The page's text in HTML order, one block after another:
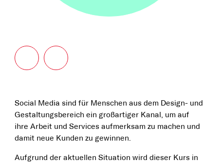
Social Media sind für Menschen aus dem Design- und
Gestaltungsbereich ein großartiger Kanal, um auf
ihre Arbeit und Services aufmerk­sam zu machen und
damit neue Kunden zu gewinnen.
Aufgrund der aktuellen Situation wird dieser Kurs in